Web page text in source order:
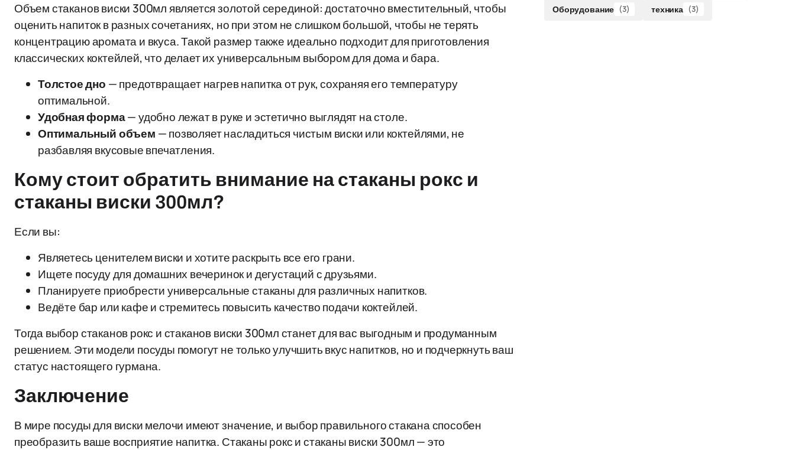
Объем стаканов виски 300мл является золотой серединой: достаточно вместительный, чтобы
оценить напиток в разных сочетаниях, но при этом не слишком большой, чтобы не терять
концентрацию аромата и вкуса. Такой размер также идеально подходит для приготовления
классических коктейлей, что делает их универсальным выбором для дома и бара.
Толстое дно — предотвращает нагрев напитка от рук, сохраняя его температуру
оптимальной.
Удобная форма— удобно лежат в руке и эстетично выглядят на столе.
Оптимальный объем — позволяет насладиться чистым виски или коктейлями, не
разбавляя вкусовые впечатления.
Кому стоит обратить внимание на стаканы рокс и
стаканы виски 300мл?
Если вы:
Являетесь ценителем виски и хотите раскрыть все его грани.
Ищете посуду для домашних вечеринок и дегустаций с друзьями.
Планируете приобрести универсальные стаканы для различных напитков.
Ведёте бар или кафе и стремитесь повысить качество подачи коктейлей.
Тогда выбор стаканов рокс и стаканов виски 300мл станет для вас выгодным и продуманным
решением. Эти модели посуды помогут не только улучшить вкус напитков, но и подчеркнуть ваш
статус настоящего гурмана.
Заключение
В мире посуды для виски мелочи имеют значение, и выбор правильного стакана способен
преобразить ваше восприятие напитка. Стаканы рокс и стаканы виски 300мл — это
Оборудование (3) техника (3)